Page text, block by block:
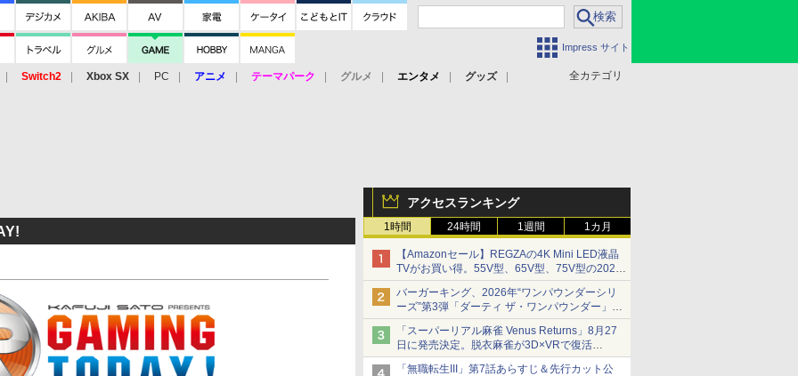
Impress サイト
全カテゴリ
Switch2 Xbox SX PC アニメ テーマパーク グルメ エンタメ
グッズ
アクセスランキング
1時間 24時間 1週間 1カ月
【Amazonセール】REGZAの4K Mini LED液晶
TVがお買い得。55V型、65V型、75V型の2026
年モデルがラインナップ
バーガーキング、2026年“ワンパウンダーシリ
ーズ”第3弾「ダーティ ザ・ワンパウンダー」を
8月7日発売
「特製ガーリックマヨソース」を使用した超大
型チーズバーガー
「スーパーリアル麻雀 Venus Returns」8月27
日に発売決定。脱衣麻雀が3D×VRで復活
発売から2週間は20%オフになるセールが実施
「無職転生III」第7話あらすじ＆先行カット公